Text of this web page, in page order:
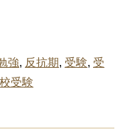
強, 反抗期, 受験, 受
受験